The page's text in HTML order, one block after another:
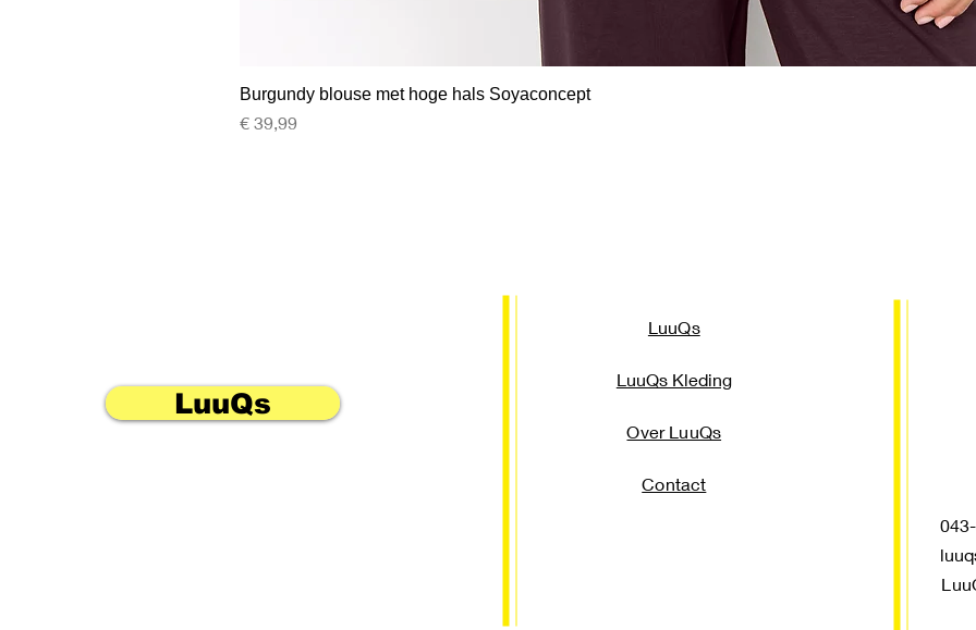
Burgundy blouse met hoge hals Soyaconcept
Prijs
€ 39,99
LuuQs
LuuQs
LuuQs Kleding
Over LuuQs
Contact
043-